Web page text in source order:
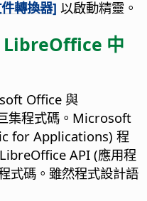
轉換器] 以啟動精靈。
中
Office 與
集程式碼。Microsoft
for Applications) 程
API (應用程
式碼。雖然程式設計語